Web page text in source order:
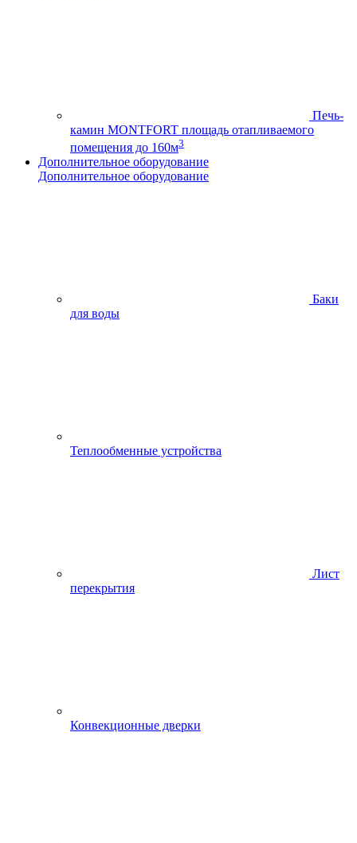
Печь-
камин MONTFORT площадь отапливаемого
помещения до 160м3
Дополнительное оборудование
Дополнительное оборудование
Баки
для воды
Теплообменные устройства
Лист
перекрытия
Конвекционные дверки